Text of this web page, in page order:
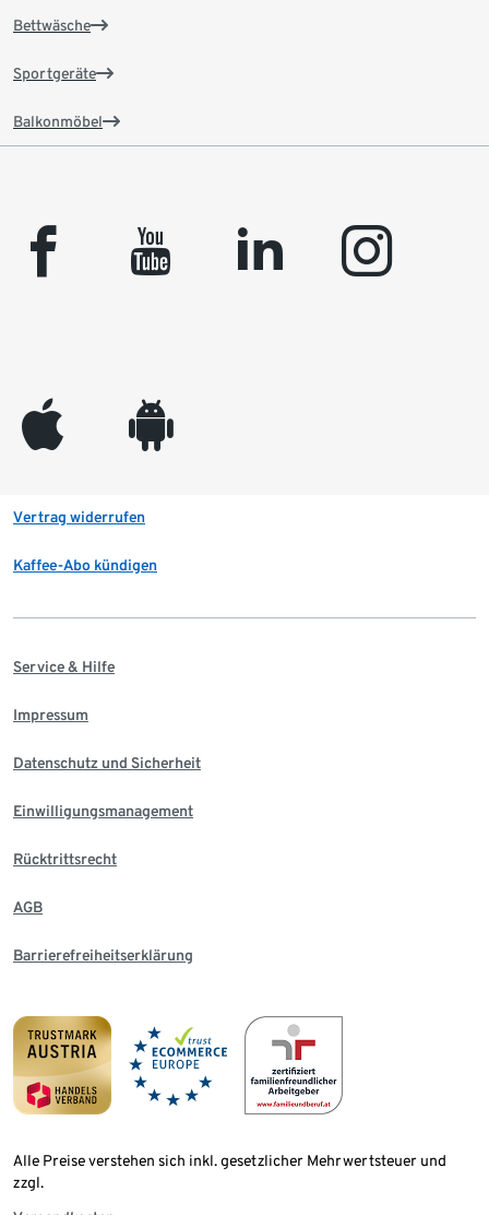
Bettwäsche
Sportgeräte
Balkonmöbel
facebook youtube linkedin instagram
appleinc android
Vertrag widerrufen
Kaffee-Abo kündigen
Service & Hilfe
Impressum
Datenschutz und Sicherheit
Einwilligungsmanagement
Rücktrittsrecht
AGB
Barrierefreiheitserklärung
Alle Preise verstehen sich inkl. gesetzlicher Mehrwertsteuer und
zzgl.